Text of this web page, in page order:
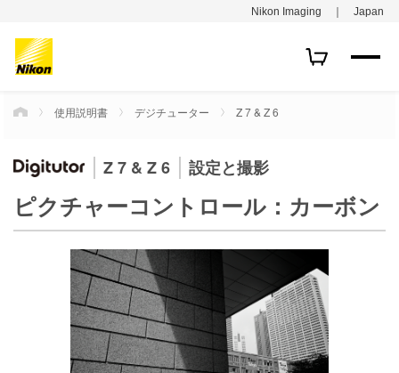
Nikon Imaging ｜ Japan
HOME使用説明書 デジチューター Z 7 & Z 6
Z 7 & Z 6 設定と撮影
ピクチャーコントロール：カーボン